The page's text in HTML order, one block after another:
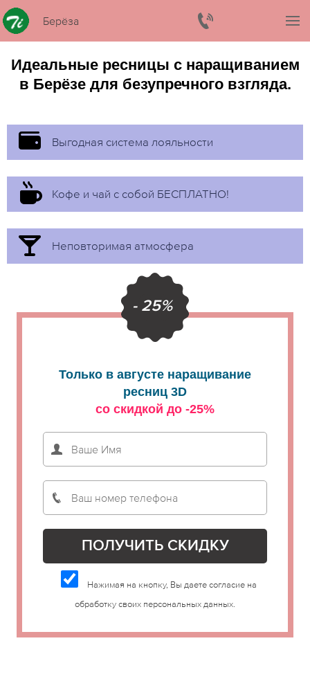
Берёза
Идеальные ресницы с наращиванием
в Берёзе для безупречного взгляда.
Выгодная система лояльности
Кофе и чай с собой БЕСПЛАТНО!
Неповторимая атмосфера
- 25%
Только в августе наращивание
ресниц 3D
со скидкой до -25%
Нажимая на кнопку, Вы даете согласие на
обработку своих персональных данных.